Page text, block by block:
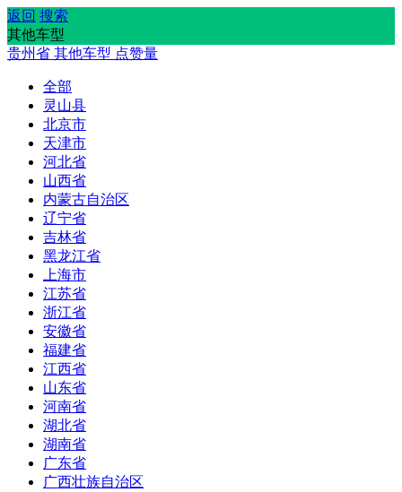
返回 搜索
其他车型
贵州省 其他车型 点赞量
全部
灵山县
北京市
天津市
河北省
山西省
内蒙古自治区
辽宁省
吉林省
黑龙江省
上海市
江苏省
浙江省
安徽省
福建省
江西省
山东省
河南省
湖北省
湖南省
广东省
广西壮族自治区